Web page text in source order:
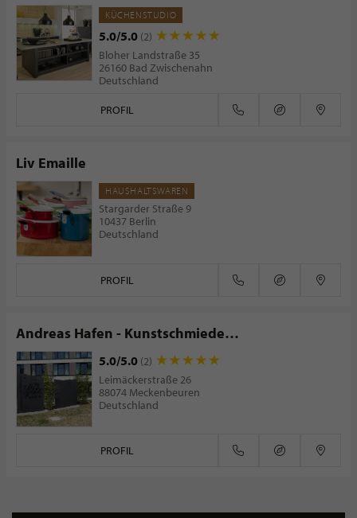
KÜCHENSTUDIO
5.0/5.0 (2)
Bloher Landstraße 35
26160 Bad Zwischenahn
Deutschland
PROFIL
Liv Emaille
HAUSHALTSWAREN
Stargarder Straße 9
10437 Berlin
Deutschland
PROFIL
Andreas Hafen - Kunstschmiede
Metallgestaltung
5.0/5.0 (2)
Leimäckerstraße 26
88074 Meckenbeuren
Deutschland
PROFIL